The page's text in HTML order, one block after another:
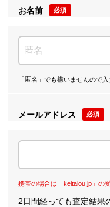
お名前 必須
「匿名」でも構いませんので
メールアドレス 必須
携帯の場合は「keitaiou.jp」の
2日間経っても査定結果